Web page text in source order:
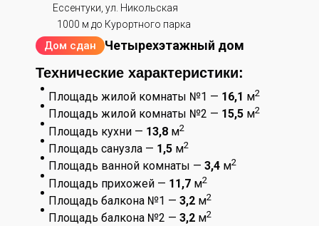
Ессентуки, ул. Никольская
1000 м до Курортного парка
Дом сдан Четырехэтажный дом
Технические характеристики:
Площадь жилой комнаты №1 — 16,1 м2
Площадь жилой комнаты №2 — 15,5 м2
Площадь кухни — 13,8 м2
Площадь санузла — 1,5 м2
Площадь ванной комнаты — 3,4 м2
Площадь прихожей — 11,7 м2
Площадь балкона №1 — 3,2 м2
Площадь балкона №2 — 3,2 м2